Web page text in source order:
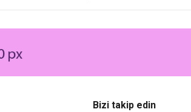
Bizi takip edin